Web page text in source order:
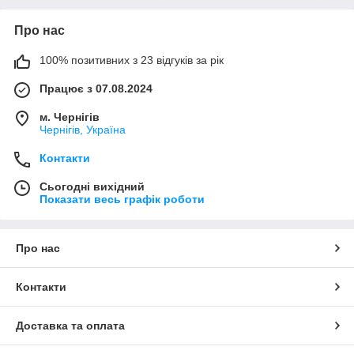
Про нас
100% позитивних з 23 відгуків за рік
Працює з 07.08.2024
м. Чернігів
Чернігів, Україна
Контакти
Сьогодні вихідний
Показати весь графік роботи
Про нас
Контакти
Доставка та оплата